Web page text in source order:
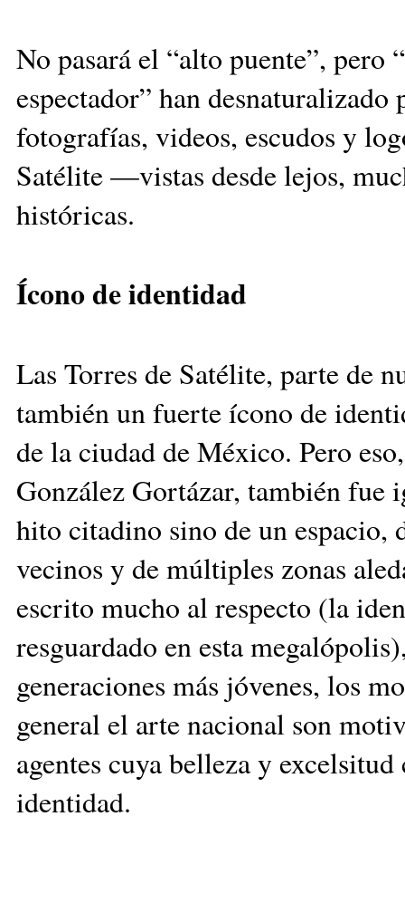
No pasará el “alto puente”, pero
espectador” han
fotografías, videos, escudos y
Satélite —vistas desde lejos,
históricas.
Ícono de identidad
Las Torres de Satélite, parte de
también un fuerte ícono de
de la ciudad de México. Pero
González Gortázar, también fue
hito citadino sino de un espacio,
vecinos y de múltiples zonas
escrito mucho al respecto (la
resguardado en esta
generaciones más jóvenes, los
general el arte nacional son
agentes cuya belleza y
identidad.